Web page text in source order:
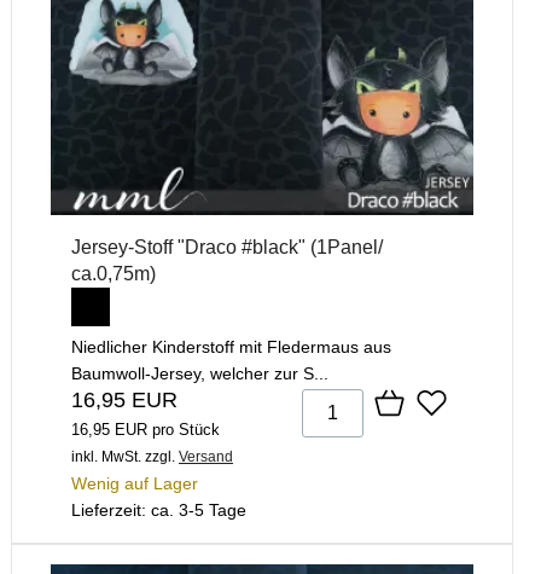
Jersey-Stoff "Draco #black" (1Panel/
ca.0,75m)
Niedlicher Kinderstoff mit Fledermaus aus
Baumwoll-Jersey, welcher zur S...
16,95 EUR
16,95 EUR pro Stück
inkl. MwSt. zzgl. Versand
Wenig auf Lager
Lieferzeit: ca. 3-5 Tage